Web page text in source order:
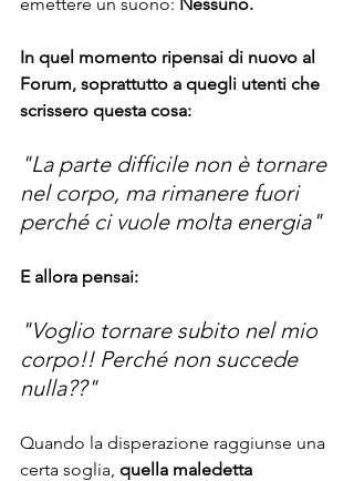
In quel momento ripensai di nuovo al
Forum, soprattutto a quegli utenti che
scrissero questa cosa:
"La parte difficile non è tornare
nel corpo, ma rimanere fuori
perché ci vuole molta energia"
E allora pensai:
"Voglio tornare subito nel mio
corpo!! Perché non succede
nulla??"
Quando la disperazione raggiunse una
certa soglia, quella maledetta